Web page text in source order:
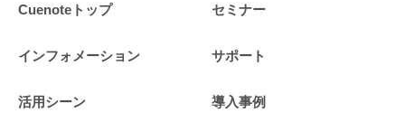
Cuenoteトップ セミナー
インフォメーション サポート
活用シーン 導入事例